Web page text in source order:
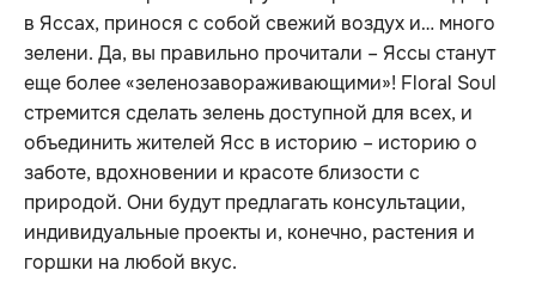
в Яссах, принося с собой свежий воздух и… много
зелени. Да, вы правильно прочитали – Яссы станут
еще более «зеленозавораживающими»! Floral Soul
стремится сделать зелень доступной для всех, и
объединить жителей Ясс в историю – историю о
заботе, вдохновении и красоте близости с
природой. Они будут предлагать консультации,
индивидуальные проекты и, конечно, растения и
горшки на любой вкус.